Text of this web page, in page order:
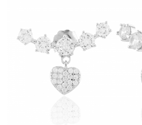
PIERCING
SETURI BIJUTERII
ACE DE CRAVATA
BRATARI PENTRU PICIOR
BRATARA TIP ROZARIU
LANTURI TIP ROZARIU